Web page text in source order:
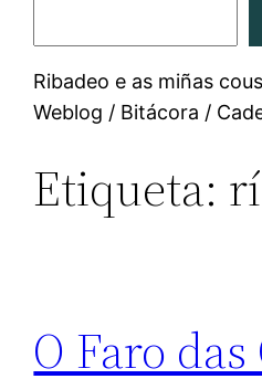
Ribadeo e as miñas
Weblog / Bitácora /
Etiqueta:
O Faro